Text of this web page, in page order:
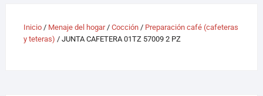
Inicio/ Menaje del hogar/ Cocción/ Preparación café (cafeteras
y teteras) / JUNTA CAFETERA 01TZ 57009 2 PZ